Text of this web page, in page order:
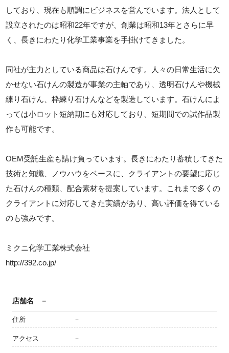
しており、現在も順調にビジネスを営んでいます。法人として
設立されたのは昭和22年ですが、創業は昭和13年とさらに早
く、長きにわたり化学工業事業を手掛けてきました。
同社が主力としている商品は石けんです。人々の日常生活に欠
かせない石けんの製造が事業の主軸であり、透明石けんや機械
練り石けん、枠練り石けんなどを製造しています。石けんによ
っては小ロット短納期にも対応しており、短期間での試作品製
作も可能です。
OEM受託生産も請け負っています。長きにわたり蓄積してきた
技術と知識、ノウハウをベースに、クライアントの要望に応じ
た石けんの種類、配合素材を提案しています。これまで多くの
クライアントに対応してきた実績があり、高い評価を得ている
のも強みです。
ミクニ化学工業株式会社
http://392.co.jp/
店舗名 －
住所 －
アクセス －